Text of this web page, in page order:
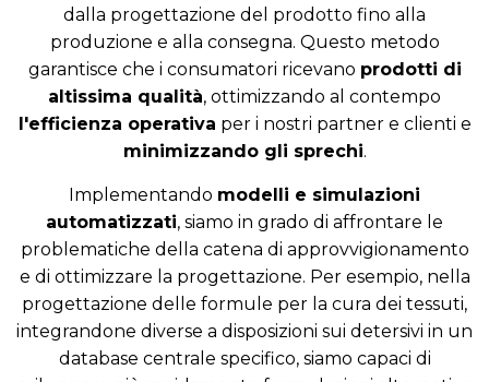
dalla progettazione del prodotto fino alla
produzione e alla consegna. Questo metodo
garantisce che i consumatori ricevano prodotti di
altissima qualità, ottimizzando al contempo
l'efficienza operativa per i nostri partner e clienti e
minimizzando gli sprechi.
Implementando modelli e simulazioni
automatizzati, siamo in grado di affrontare le
problematiche della catena di approvvigionamento
e di ottimizzare la progettazione. Per esempio, nella
progettazione delle formule per la cura dei tessuti,
integrandone diverse a disposizioni sui detersivi in un
database centrale specifico, siamo capaci di